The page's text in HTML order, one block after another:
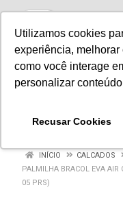
Utilizamos cookies
experiência,
como você interage
personalizar
Recusar Cookies
INÍCIO CALCADOS
PALMILHA BRACOL EVA
05 PRS)